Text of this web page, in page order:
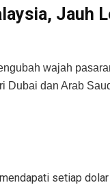
Jauh
wajah
Dubai dan Arab
setiap